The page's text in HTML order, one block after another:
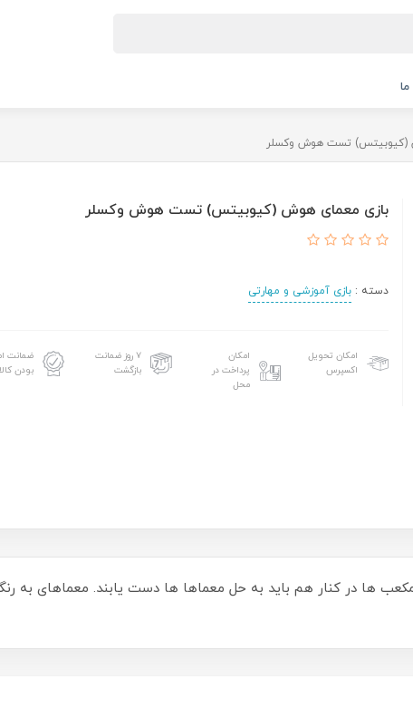
(کیوبیتس) تست هوش وکسلر
بازی معمای هوش (کیوبیتس) تست هوش وکسلر
دسته :بازی آموزشی و مهارتی
امکان تحویل
اکسپرس
امکان
پرداخت در
محل
۷ روز ضمانت
بازگشت
ضمانت
بودن کالا
ها در کنار هم باید به حل معماها ها دست یابند. معماهای به